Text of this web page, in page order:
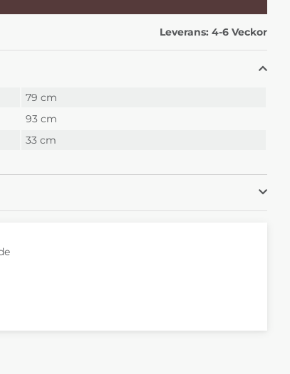
Leverans: 4-6 Veckor
79 cm
93 cm
33 cm
BETYG 0